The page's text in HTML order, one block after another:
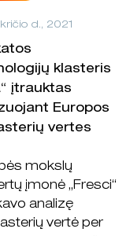
d., 2021
klasteris
įtrauktas
Europos
vertes
mokslų
įmonė „Fresci“
analizę
vertė per